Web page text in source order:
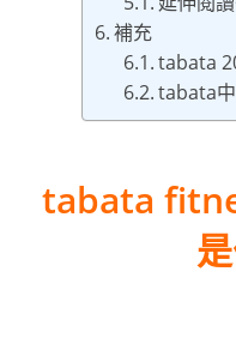
補充
tabata
tabata
tabata